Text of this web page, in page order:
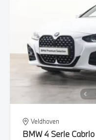
Veldhoven
BMW4 Serie Cabrio